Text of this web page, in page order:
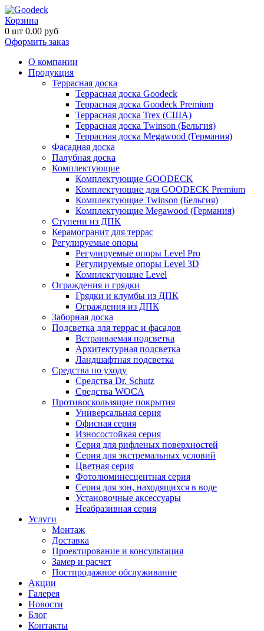
Корзина
0 шт 0.00 руб
Оформить заказ
О компании
Продукция
Террасная доска
Террасная доска Goodeck
Террасная доска Goodeck Premium
Террасная доска Trex (США)
Террасная доска Twinson (Бельгия)
Террасная доска Megawood (Германия)
Фасадная доска
Палубная доска
Комплектующие
Комплектующие GOODECK
Комплектующие для GOODECK Premium
Комплектующие Twinson (Бельгия)
Комплектующие Megawood (Германия)
Ступени из ДПК
Керамогранит для террас
Регулируемые опоры
Регулируемые опоры Level Pro
Регулируемые опоры Level 3D
Комплектующие Level
Ограждения и грядки
Грядки и клумбы из ДПК
Ограждения из ДПК
Заборная доска
Подсветка для террас и фасадов
Встраиваемая подсветка
Архитектурная подсветка
Ландшафтная подсветка
Средства по уходу
Средства Dr. Schutz
Средства WOCA
Противоскользящие покрытия
Универсальная серия
Офисная серия
Износостойкая серия
Серия для рифленых поверхностей
Серия для экстремальных условий
Цветная серия
Фотолюминесцентная серия
Серия для зон, находящихся в воде
Установочные аксессуары
Неабразивная серия
Услуги
Монтаж
Доставка
Проектирование и консультация
Замер и расчет
Постпродажное обслуживание
Акции
Галерея
Новости
Блог
Контакты